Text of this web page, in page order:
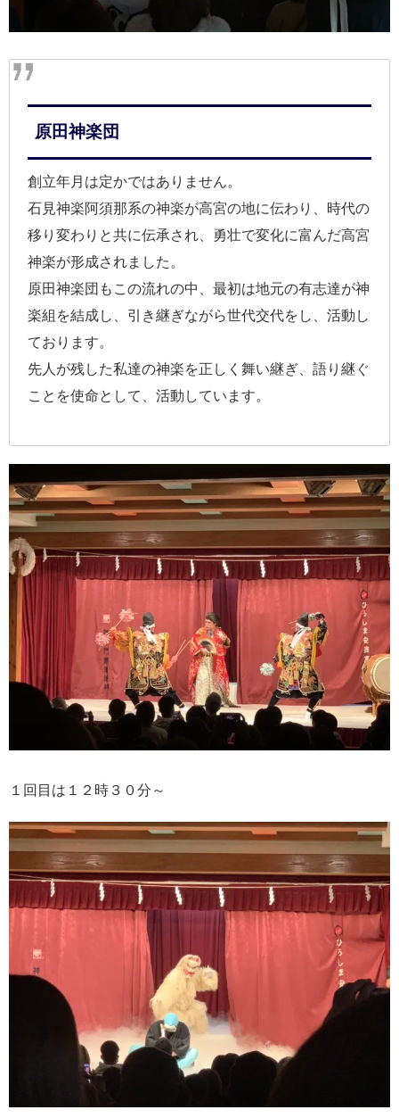
原田神楽団
創立年月は定かではありません。
石見神楽阿須那系の神楽が高宮の地に伝わり、時代の
移り変わりと共に伝承され、勇壮で変化に富んだ高宮
神楽が形成されました。
原田神楽団もこの流れの中、最初は地元の有志達が神
楽組を結成し、引き継ぎながら世代交代をし、活動し
ております。
先人が残した私達の神楽を正しく舞い継ぎ、語り継ぐ
ことを使命として、活動しています。
１回目は１２時３０分～